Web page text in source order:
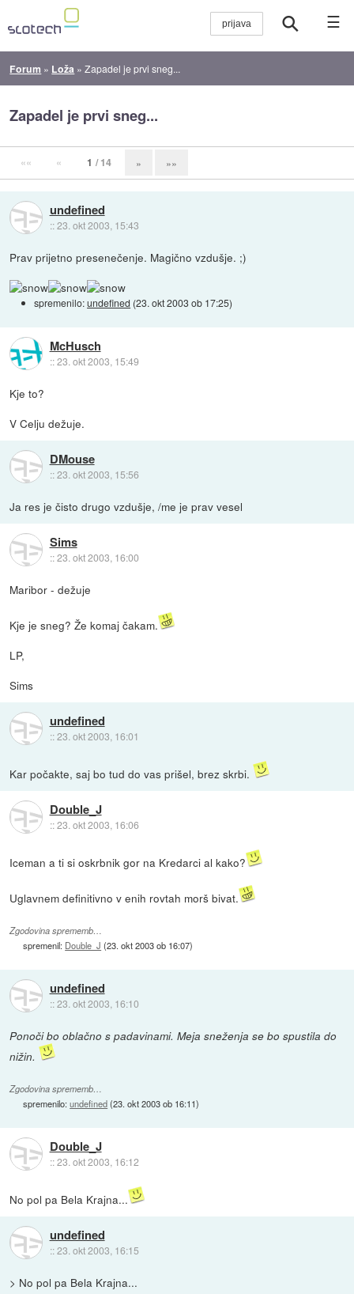
☰
Forum » Loža »Zapadel je prvi sneg...
Zapadel je prvi sneg...
«« « 1 / 14 » »»
undefined
::23. okt 2003, 15:43
Prav prijetno presenečenje. Magično vzdušje. ;)
spremenilo:undefined (23. okt 2003 ob 17:25)
McHusch
::23. okt 2003, 15:49
Kje to?
V Celju dežuje.
DMouse
::23. okt 2003, 15:56
Ja res je čisto drugo vzdušje, /me je prav vesel
Sims
::23. okt 2003, 16:00
Maribor - dežuje
Kje je sneg? Že komaj čakam.
LP,
Sims
undefined
::23. okt 2003, 16:01
Kar počakte, saj bo tud do vas prišel, brez skrbi.
Double_J
::23. okt 2003, 16:06
Iceman a ti si oskrbnik gor na Kredarci al kako?
Uglavnem definitivno v enih rovtah morš bivat.
Zgodovina sprememb…
spremenil: Double_J (23. okt 2003 ob 16:07)
undefined
::23. okt 2003, 16:10
Ponoči bo oblačno s padavinami. Meja sneženja se bo spustila do
nižin.
Zgodovina sprememb…
spremenilo:undefined(23. okt 2003 ob 16:11)
Double_J
::23. okt 2003, 16:12
No pol pa Bela Krajna...
undefined
::23. okt 2003, 16:15
> No pol pa Bela Krajna...